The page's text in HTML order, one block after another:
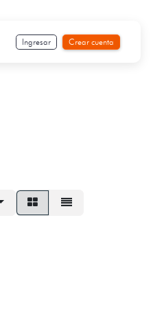
Ingresar Crear cuenta